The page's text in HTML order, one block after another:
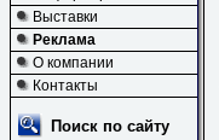
Выставки
Реклама
О компании
Контакты
Поиск по сайту